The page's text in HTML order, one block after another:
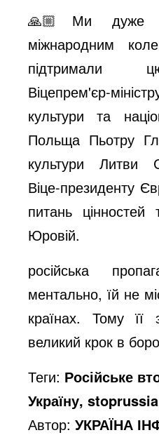
🙏🏼Ми дуже
міжнародним
підтримали
Віцепрем'єр-
культури та
Польща Пьотру
культури Литви
Віце-президенту
питань цінностей
Юровій.
російська
ментально, їй не
країнах. Тому
великий крок в
Теги: Російське
Україну,
Автор:УКРАЇНА